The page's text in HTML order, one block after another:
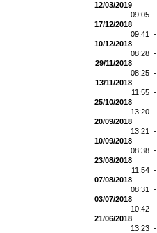
12/03/2019
09:05 -
17/12/2018
09:41 -
10/12/2018
08:28 -
29/11/2018
08:25 -
13/11/2018
11:55 -
25/10/2018
13:20 -
20/09/2018
13:21 -
10/09/2018
08:38 -
23/08/2018
11:54 -
07/08/2018
08:31 -
03/07/2018
10:42 -
21/06/2018
13:23 -